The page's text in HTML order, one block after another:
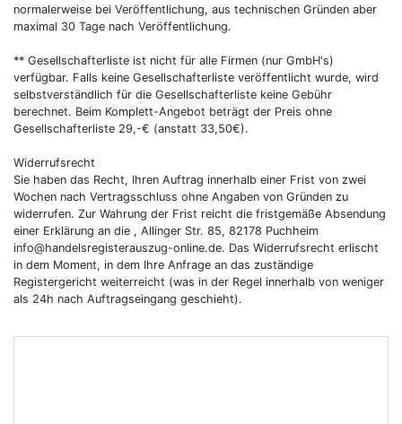
normalerweise bei Veröffentlichung, aus technischen Gründen aber
maximal 30 Tage nach Veröffentlichung.
** Gesellschafterliste ist nicht für alle Firmen (nur GmbH's)
verfügbar. Falls keine Gesellschafterliste veröffentlicht wurde, wird
selbstverständlich für die Gesellschafterliste keine Gebühr
berechnet. Beim Komplett-Angebot beträgt der Preis ohne
Gesellschafterliste 29,-€ (anstatt 33,50€).
Widerrufsrecht
Sie haben das Recht, Ihren Auftrag innerhalb einer Frist von zwei
Wochen nach Vertragsschluss ohne Angaben von Gründen zu
widerrufen. Zur Wahrung der Frist reicht die fristgemäße Absendung
einer Erklärung an die , Allinger Str. 85, 82178 Puchheim
info@handelsregisterauszug-online.de. Das Widerrufsrecht erlischt
in dem Moment, in dem Ihre Anfrage an das zuständige
Registergericht weiterreicht (was in der Regel innerhalb von weniger
als 24h nach Auftragseingang geschieht).